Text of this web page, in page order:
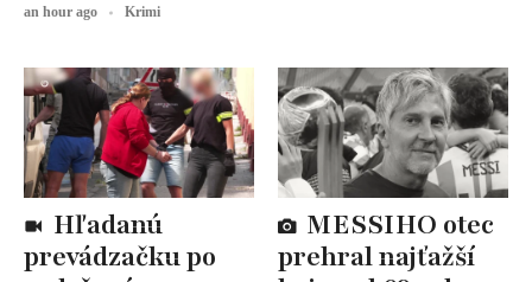
prevádzačku po
prehral najťažší
an hour ago Krimi